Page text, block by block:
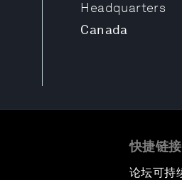
Headquarters
Canada
快捷链接
论坛可持